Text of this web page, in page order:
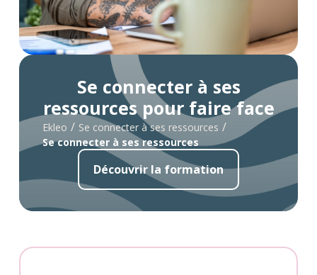
Se connecter à ses
ressources pour faire face
Ekleo / Se connecter à ses ressources /
Se connecter à ses ressources
Découvrir la formation